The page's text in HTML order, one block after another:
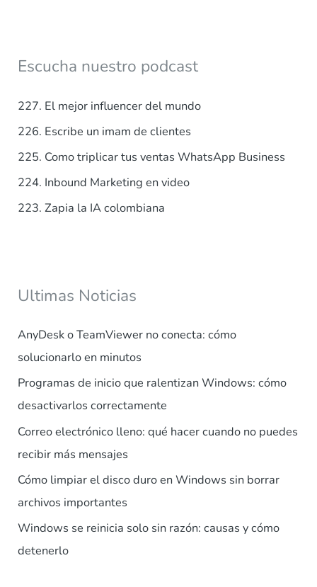
a
p
o
Escucha nuestro podcast
227. El mejor influencer del mundo
226. Escribe un imam de clientes
225. Como triplicar tus ventas WhatsApp Business
224. Inbound Marketing en video
223. Zapia la IA colombiana
Ultimas Noticias
AnyDesk o TeamViewer no conecta: cómo
solucionarlo en minutos
Programas de inicio que ralentizan Windows: cómo
desactivarlos correctamente
Correo electrónico lleno: qué hacer cuando no puedes
recibir más mensajes
Cómo limpiar el disco duro en Windows sin borrar
archivos importantes
Windows se reinicia solo sin razón: causas y cómo
detenerlo